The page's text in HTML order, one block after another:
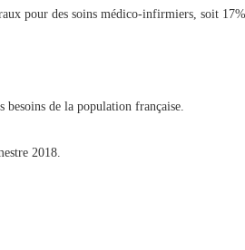
pour des soins médico-infirmiers, soit
de la population française.
2018.